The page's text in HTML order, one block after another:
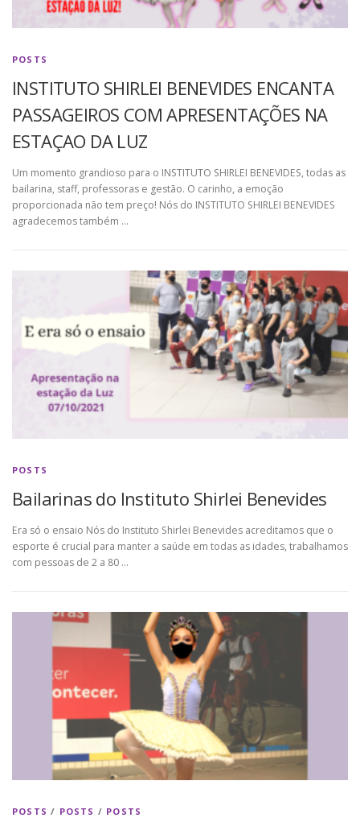
POSTS
INSTITUTO SHIRLEI BENEVIDES ENCANTA
PASSAGEIROS COM APRESENTAÇÕES NA
ESTAÇAO DA LUZ
Um momento grandioso para o INSTITUTO SHIRLEI BENEVIDES, todas as
bailarina, staff, professoras e gestão. O carinho, a emoção
proporcionada não tem preço! Nós do INSTITUTO SHIRLEI BENEVIDES
agradecemos também …
POSTS
Bailarinas do Instituto Shirlei Benevides
Era só o ensaio Nós do Instituto Shirlei Benevides acreditamos que o
esporte é crucial para manter a saúde em todas as idades, trabalhamos
com pessoas de 2 a 80 …
POSTS / POSTS / POSTS